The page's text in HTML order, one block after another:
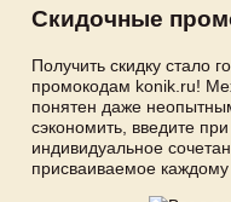
Скидочные
Получить скидку стало
промокодам konik.ru!
понятен даже
сэкономить, введите
индивидуальное
присваиваемое каждому